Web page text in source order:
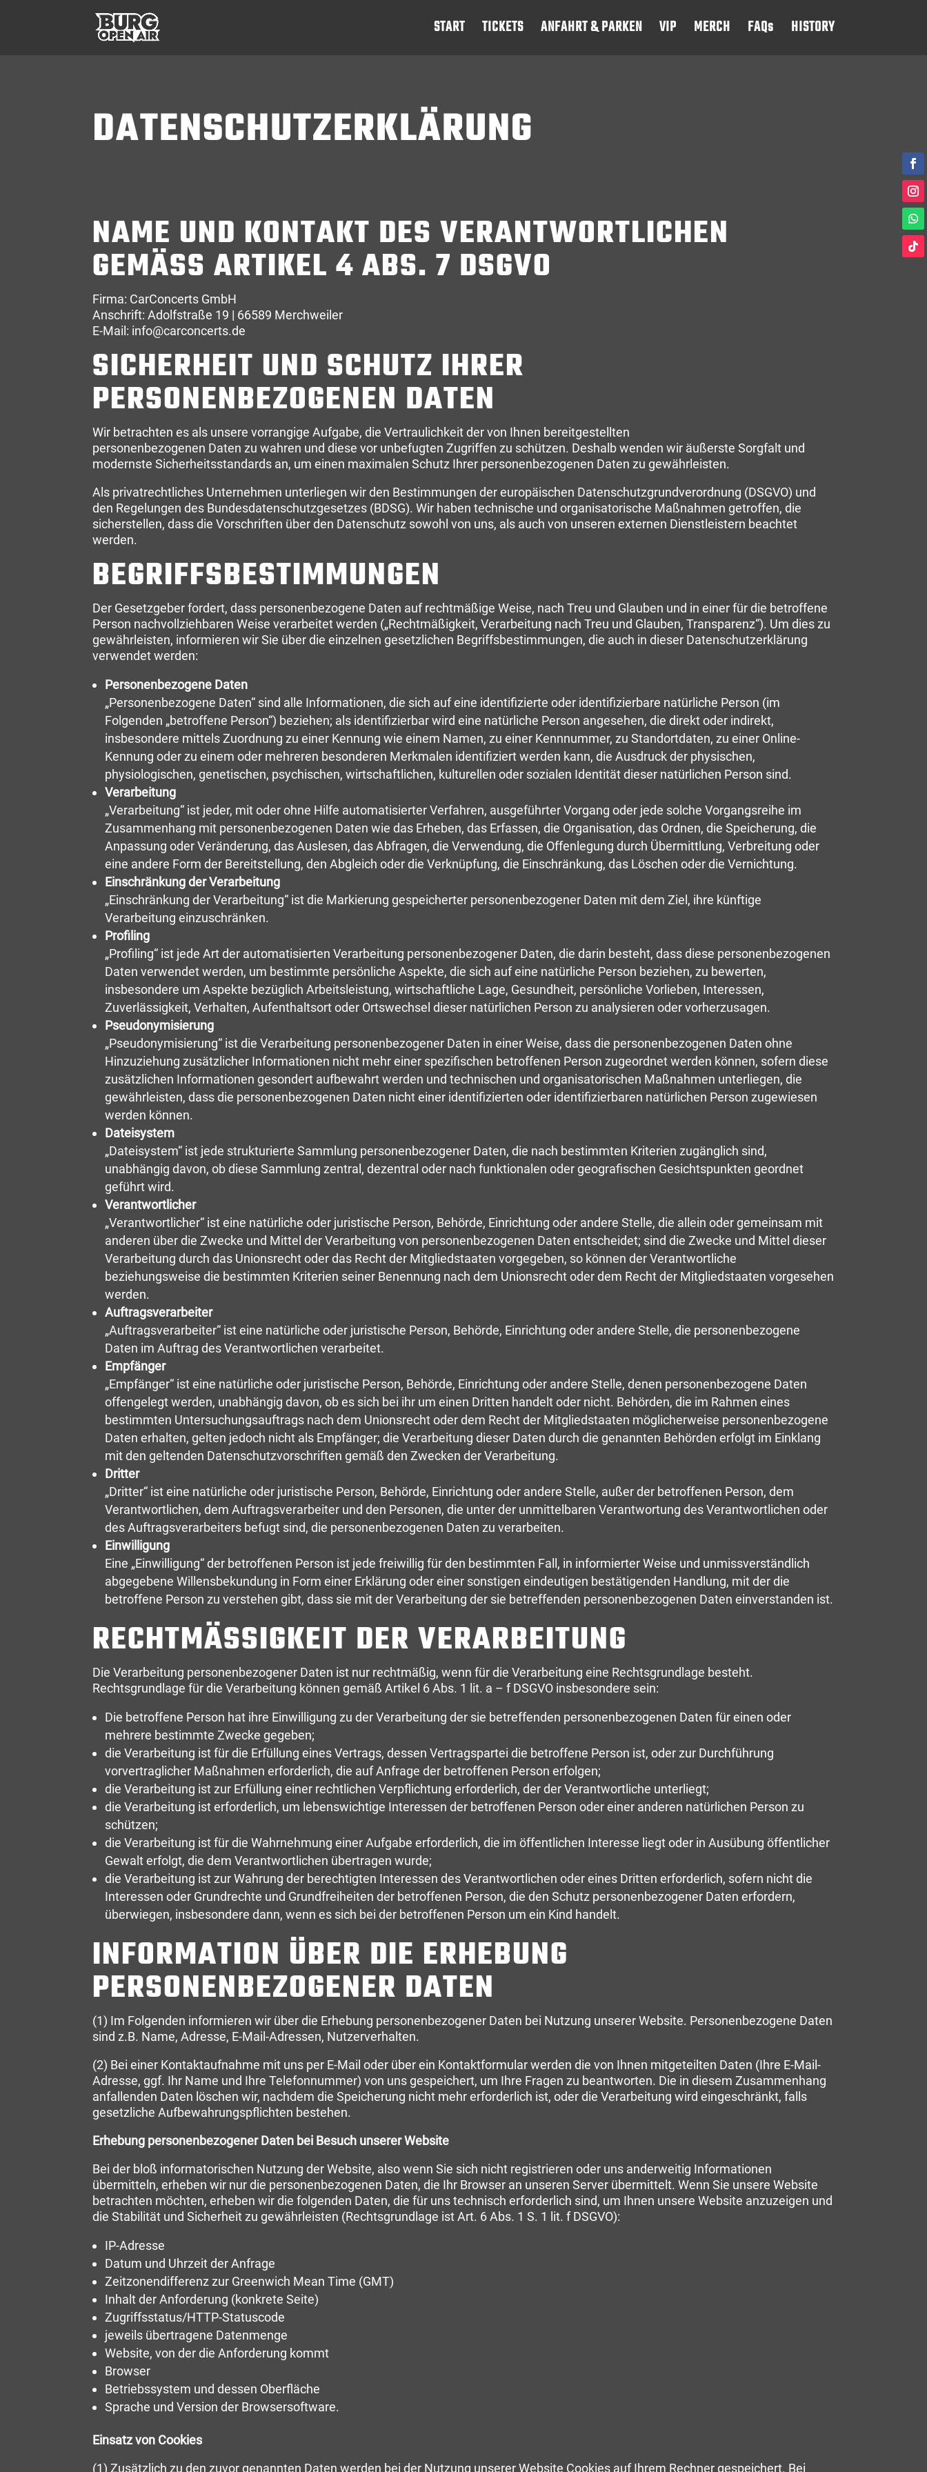
START TICKETS ANFAHRT & PARKEN VIP MERCH FAQs HISTORY
DATENSCHUTZERKLÄRUNG
NAME UND KONTAKT DES VERANTWORTLICHEN
GEMÄSS ARTIKEL 4 ABS. 7 DSGVO
Firma: CarConcerts GmbH
Anschrift: Adolfstraße 19 | 66589 Merchweiler
E-Mail: info@carconcerts.de
SICHERHEIT UND SCHUTZ IHRER
PERSONENBEZOGENEN DATEN
Wir betrachten es als unsere vorrangige Aufgabe, die Vertraulichkeit der von Ihnen bereitgestellten
personenbezogenen Daten zu wahren und diese vor unbefugten Zugriffen zu schützen. Deshalb wenden wir äußerste Sorgfalt und
modernste Sicherheitsstandards an, um einen maximalen Schutz Ihrer personenbezogenen Daten zu gewährleisten.
Als privatrechtliches Unternehmen unterliegen wir den Bestimmungen der europäischen Datenschutzgrundverordnung (DSGVO) und
den Regelungen des Bundesdatenschutzgesetzes (BDSG). Wir haben technische und organisatorische Maßnahmen getroffen, die
sicherstellen, dass die Vorschriften über den Datenschutz sowohl von uns, als auch von unseren externen Dienstleistern beachtet
werden.
BEGRIFFSBESTIMMUNGEN
Der Gesetzgeber fordert, dass personenbezogene Daten auf rechtmäßige Weise, nach Treu und Glauben und in einer für die betroffene
Person nachvollziehbaren Weise verarbeitet werden („Rechtmäßigkeit, Verarbeitung nach Treu und Glauben, Transparenz“). Um dies zu
gewährleisten, informieren wir Sie über die einzelnen gesetzlichen Begriffsbestimmungen, die auch in dieser Datenschutzerklärung
verwendet werden:
Personenbezogene Daten
„Personenbezogene Daten“ sind alle Informationen, die sich auf eine identifizierte oder identifizierbare natürliche Person (im
Folgenden „betroffene Person“) beziehen; als identifizierbar wird eine natürliche Person angesehen, die direkt oder indirekt,
insbesondere mittels Zuordnung zu einer Kennung wie einem Namen, zu einer Kennnummer, zu Standortdaten, zu einer Online-
Kennung oder zu einem oder mehreren besonderen Merkmalen identifiziert werden kann, die Ausdruck der physischen,
physiologischen, genetischen, psychischen, wirtschaftlichen, kulturellen oder sozialen Identität dieser natürlichen Person sind.
Verarbeitung
„Verarbeitung“ ist jeder, mit oder ohne Hilfe automatisierter Verfahren, ausgeführter Vorgang oder jede solche Vorgangsreihe im
Zusammenhang mit personenbezogenen Daten wie das Erheben, das Erfassen, die Organisation, das Ordnen, die Speicherung, die
Anpassung oder Veränderung, das Auslesen, das Abfragen, die Verwendung, die Offenlegung durch Übermittlung, Verbreitung oder
eine andere Form der Bereitstellung, den Abgleich oder die Verknüpfung, die Einschränkung, das Löschen oder die Vernichtung.
Einschränkung der Verarbeitung
„Einschränkung der Verarbeitung“ ist die Markierung gespeicherter personenbezogener Daten mit dem Ziel, ihre künftige
Verarbeitung einzuschränken.
Profiling
„Profiling“ ist jede Art der automatisierten Verarbeitung personenbezogener Daten, die darin besteht, dass diese personenbezogenen
Daten verwendet werden, um bestimmte persönliche Aspekte, die sich auf eine natürliche Person beziehen, zu bewerten,
insbesondere um Aspekte bezüglich Arbeitsleistung, wirtschaftliche Lage, Gesundheit, persönliche Vorlieben, Interessen,
Zuverlässigkeit, Verhalten, Aufenthaltsort oder Ortswechsel dieser natürlichen Person zu analysieren oder vorherzusagen.
Pseudonymisierung
„Pseudonymisierung“ ist die Verarbeitung personenbezogener Daten in einer Weise, dass die personenbezogenen Daten ohne
Hinzuziehung zusätzlicher Informationen nicht mehr einer spezifischen betroffenen Person zugeordnet werden können, sofern diese
zusätzlichen Informationen gesondert aufbewahrt werden und technischen und organisatorischen Maßnahmen unterliegen, die
gewährleisten, dass die personenbezogenen Daten nicht einer identifizierten oder identifizierbaren natürlichen Person zugewiesen
werden können.
Dateisystem
„Dateisystem“ ist jede strukturierte Sammlung personenbezogener Daten, die nach bestimmten Kriterien zugänglich sind,
unabhängig davon, ob diese Sammlung zentral, dezentral oder nach funktionalen oder geografischen Gesichtspunkten geordnet
geführt wird.
Verantwortlicher
„Verantwortlicher“ ist eine natürliche oder juristische Person, Behörde, Einrichtung oder andere Stelle, die allein oder gemeinsam mit
anderen über die Zwecke und Mittel der Verarbeitung von personenbezogenen Daten entscheidet; sind die Zwecke und Mittel dieser
Verarbeitung durch das Unionsrecht oder das Recht der Mitgliedstaaten vorgegeben, so können der Verantwortliche
beziehungsweise die bestimmten Kriterien seiner Benennung nach dem Unionsrecht oder dem Recht der Mitgliedstaaten vorgesehen
werden.
Auftragsverarbeiter
„Auftragsverarbeiter“ ist eine natürliche oder juristische Person, Behörde, Einrichtung oder andere Stelle, die personenbezogene
Daten im Auftrag des Verantwortlichen verarbeitet.
Empfänger
„Empfänger“ ist eine natürliche oder juristische Person, Behörde, Einrichtung oder andere Stelle, denen personenbezogene Daten
offengelegt werden, unabhängig davon, ob es sich bei ihr um einen Dritten handelt oder nicht. Behörden, die im Rahmen eines
bestimmten Untersuchungsauftrags nach dem Unionsrecht oder dem Recht der Mitgliedstaaten möglicherweise personenbezogene
Daten erhalten, gelten jedoch nicht als Empfänger; die Verarbeitung dieser Daten durch die genannten Behörden erfolgt im Einklang
mit den geltenden Datenschutzvorschriften gemäß den Zwecken der Verarbeitung.
Dritter
„Dritter“ ist eine natürliche oder juristische Person, Behörde, Einrichtung oder andere Stelle, außer der betroffenen Person, dem
Verantwortlichen, dem Auftragsverarbeiter und den Personen, die unter der unmittelbaren Verantwortung des Verantwortlichen oder
des Auftragsverarbeiters befugt sind, die personenbezogenen Daten zu verarbeiten.
Einwilligung
Eine „Einwilligung“ der betroffenen Person ist jede freiwillig für den bestimmten Fall, in informierter Weise und unmissverständlich
abgegebene Willensbekundung in Form einer Erklärung oder einer sonstigen eindeutigen bestätigenden Handlung, mit der die
betroffene Person zu verstehen gibt, dass sie mit der Verarbeitung der sie betreffenden personenbezogenen Daten einverstanden ist.
RECHTMÄSSIGKEIT DER VERARBEITUNG
Die Verarbeitung personenbezogener Daten ist nur rechtmäßig, wenn für die Verarbeitung eine Rechtsgrundlage besteht.
Rechtsgrundlage für die Verarbeitung können gemäß Artikel 6 Abs. 1 lit. a – f DSGVO insbesondere sein:
Die betroffene Person hat ihre Einwilligung zu der Verarbeitung der sie betreffenden personenbezogenen Daten für einen oder
mehrere bestimmte Zwecke gegeben;
die Verarbeitung ist für die Erfüllung eines Vertrags, dessen Vertragspartei die betroffene Person ist, oder zur Durchführung
vorvertraglicher Maßnahmen erforderlich, die auf Anfrage der betroffenen Person erfolgen;
die Verarbeitung ist zur Erfüllung einer rechtlichen Verpflichtung erforderlich, der der Verantwortliche unterliegt;
die Verarbeitung ist erforderlich, um lebenswichtige Interessen der betroffenen Person oder einer anderen natürlichen Person zu
schützen;
die Verarbeitung ist für die Wahrnehmung einer Aufgabe erforderlich, die im öffentlichen Interesse liegt oder in Ausübung öffentlicher
Gewalt erfolgt, die dem Verantwortlichen übertragen wurde;
die Verarbeitung ist zur Wahrung der berechtigten Interessen des Verantwortlichen oder eines Dritten erforderlich, sofern nicht die
Interessen oder Grundrechte und Grundfreiheiten der betroffenen Person, die den Schutz personenbezogener Daten erfordern,
überwiegen, insbesondere dann, wenn es sich bei der betroffenen Person um ein Kind handelt.
INFORMATION ÜBER DIE ERHEBUNG
PERSONENBEZOGENER DATEN
(1) Im Folgenden informieren wir über die Erhebung personenbezogener Daten bei Nutzung unserer Website. Personenbezogene Daten
sind z.B. Name, Adresse, E-Mail-Adressen, Nutzerverhalten.
(2) Bei einer Kontaktaufnahme mit uns per E-Mail oder über ein Kontaktformular werden die von Ihnen mitgeteilten Daten (Ihre E-Mail-
Adresse, ggf. Ihr Name und Ihre Telefonnummer) von uns gespeichert, um Ihre Fragen zu beantworten. Die in diesem Zusammenhang
anfallenden Daten löschen wir, nachdem die Speicherung nicht mehr erforderlich ist, oder die Verarbeitung wird eingeschränkt, falls
gesetzliche Aufbewahrungspflichten bestehen.
Erhebung personenbezogener Daten bei Besuch unserer Website
Bei der bloß informatorischen Nutzung der Website, also wenn Sie sich nicht registrieren oder uns anderweitig Informationen
übermitteln, erheben wir nur die personenbezogenen Daten, die Ihr Browser an unseren Server übermittelt. Wenn Sie unsere Website
betrachten möchten, erheben wir die folgenden Daten, die für uns technisch erforderlich sind, um Ihnen unsere Website anzuzeigen und
die Stabilität und Sicherheit zu gewährleisten (Rechtsgrundlage ist Art. 6 Abs. 1 S. 1 lit. f DSGVO):
IP-Adresse
Datum und Uhrzeit der Anfrage
Zeitzonendifferenz zur Greenwich Mean Time (GMT)
Inhalt der Anforderung (konkrete Seite)
Zugriffsstatus/HTTP-Statuscode
jeweils übertragene Datenmenge
Website, von der die Anforderung kommt
Browser
Betriebssystem und dessen Oberfläche
Sprache und Version der Browsersoftware.
Einsatz von Cookies
(1) Zusätzlich zu den zuvor genannten Daten werden bei der Nutzung unserer Website Cookies auf Ihrem Rechner gespeichert. Bei